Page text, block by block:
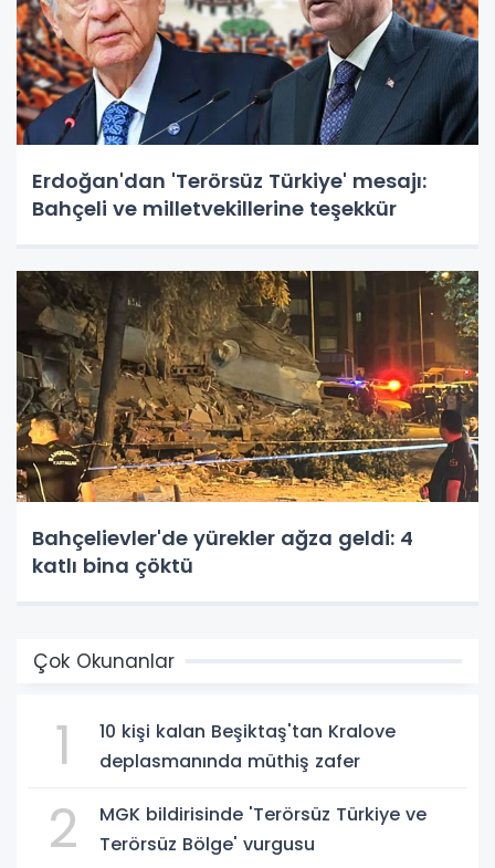
Erdoğan'dan 'Terörsüz Türkiye' mesajı:
Bahçeli ve milletvekillerine teşekkür
Bahçelievler'de yürekler ağza geldi: 4
katlı bina çöktü
Çok Okunanlar
1
10 kişi kalan Beşiktaş'tan Kralove
deplasmanında müthiş zafer
2
MGK bildirisinde 'Terörsüz Türkiye ve
Terörsüz Bölge' vurgusu